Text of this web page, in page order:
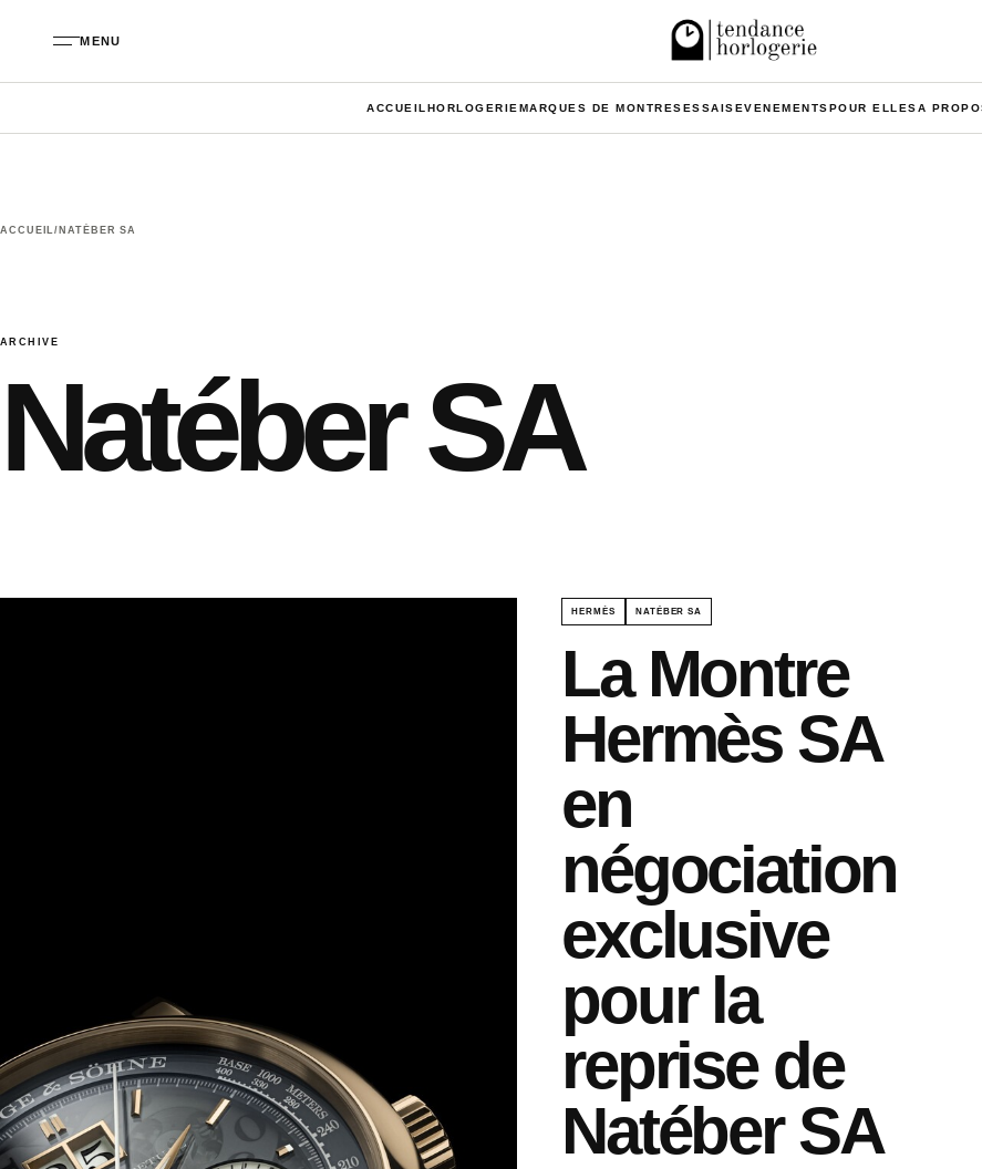
MENU
ACCUEIL HORLOGERIE MARQUES DE MONTRESESSAISEVENEMENTSPOUR ELLESA
ACCUEIL/ NATÉBER SA
ARCHIVE
Natéber SA
HERMÈS NATÉBER SA
La Montre
Hermès SA
en
négociation
exclusive
pour la
reprise de
Natéber SA